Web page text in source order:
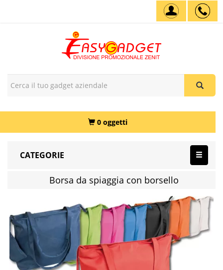
0 oggetti
CATEGORIE
Borsa da spiaggia con borsello